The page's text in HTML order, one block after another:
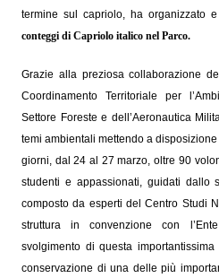
termine sul capriolo, ha organizzato e
conteggi di Capriolo italico nel Parco.
Grazie alla preziosa collaborazione
Coordinamento Territoriale per
Settore Foreste e dell’Aeronautica
temi ambientali mettendo a
giorni, dal 24 al 27 marzo, oltre 90
studenti e appassionati, guidati dallo
composto da esperti del Centro Studi
struttura in convenzione con
svolgimento di questa
conservazione di una delle più